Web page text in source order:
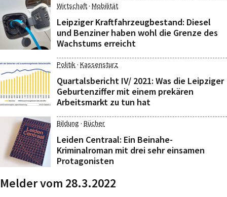
Wirtschaft· Mobilität
Leipziger Kraftfahrzeugbestand: Diesel
und Benziner haben wohl die Grenze des
Wachstums erreicht
Politik· Kassensturz
Quartalsbericht IV/ 2021: Was die Leipziger
Geburtenziffer mit einem prekären
Arbeitsmarkt zu tun hat
Bildung · Bücher
Leiden Centraal: Ein Beinahe-
Kriminalroman mit drei sehr einsamen
Protagonisten
Melder vom 28.3.2022